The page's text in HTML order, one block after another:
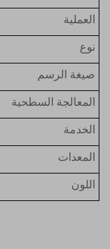
العملية
نوع
صيغة الرسم
المعالجة السطحية
الخدمة
المعدات
اللون